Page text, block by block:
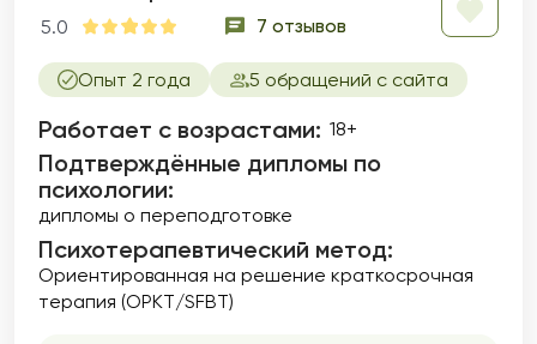
5.0 7 отзывов
Опыт 2 года 5 обращений с сайта
Работает с возрастами: 18+
Подтверждённые дипломы по
психологии:
дипломы о переподготовке
Психотерапевтический метод:
Ориентированная на решение краткосрочная
терапия (ОРКТ/SFBT)